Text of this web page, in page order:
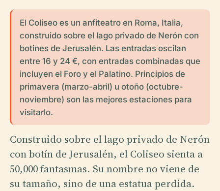
El Coliseo es un anfiteatro en Roma, Italia,
construido sobre el lago privado de Nerón con
botines de Jerusalén. Las entradas oscilan
entre 16 y 24 €, con entradas combinadas que
incluyen el Foro y el Palatino. Principios de
primavera (marzo-abril) u otoño (octubre-
noviembre) son las mejores estaciones para
visitarlo.
Construido sobre el lago privado de Nerón
con botín de Jerusalén, el Coliseo sienta a
50,000 fantasmas. Su nombre no viene de
su tamaño, sino de una estatua perdida.